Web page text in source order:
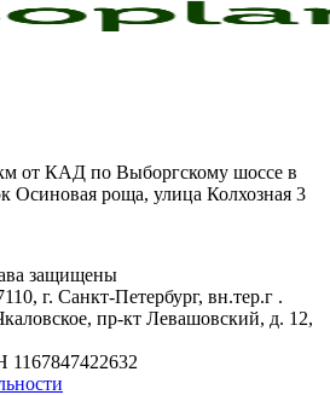
от КАД по Выборгскому шоссе в
Осиновая роща, улица Колхозная 3
защищены
г. Санкт-Петербург, вн.тер.г .
пр-кт Левашовский, д. 12,